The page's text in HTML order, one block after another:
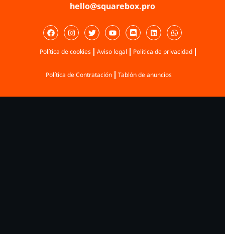
hello@squarebox.pro
Política de cookies Aviso legal Política de privacidad
Política de Contratación Tablón de anuncios